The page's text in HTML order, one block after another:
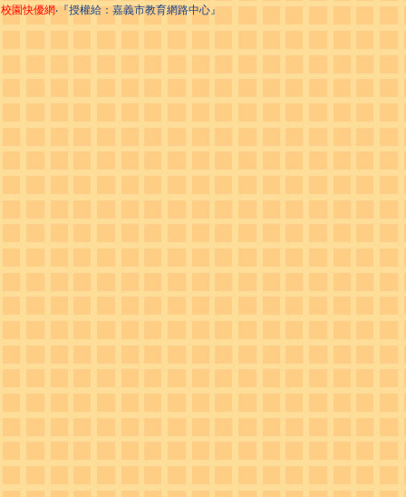
校園快優網‧『授權給：嘉義市教育網路中心』